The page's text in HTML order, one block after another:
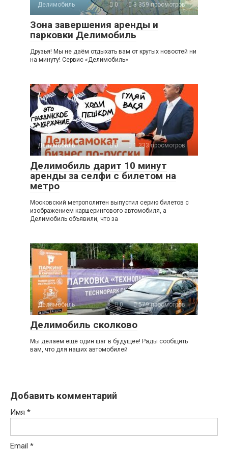
Делимобиль 0 3 359 просмотров
Зона завершения аренды и
парковки Делимобиль
Друзья! Мы не даём отдыхать вам от крутых новостей ни
на минуту! Сервис «Делимобиль»
Делимобиль 0 1 333 просмотров
Делимобиль дарит 10 минут
аренды за селфи с билетом на
метро
Московский метрополитен выпустил серию билетов с
изображением каршерингового автомобиля, а
Делимобиль объявили, что за
Делимобиль 0 579 просмотров
Делимобиль сколково
Мы делаем ещё один шаг в будущее! Рады сообщить
вам, что для наших автомобилей
Добавить комментарий
Имя *
Email *